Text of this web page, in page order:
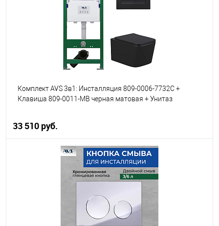
В наличии
Комплект AVS 3в1: Инсталляция 809-0006-7732C +
Клавиша 809-0011-MB черная матовая + Унитаз
33 510 руб.
В корзину
В наличии